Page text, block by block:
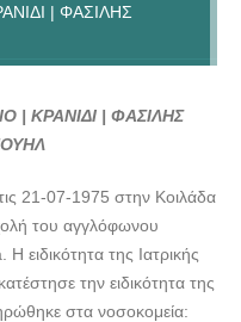
| ΦΑΣΙΛΗΣ
| ΦΑΣΙΛΗΣ
| ΦΑΣΙΛΗΣ
| ΦΑΣΙΛΗΣ
| ΚΡΑΝΙΔΙ | ΦΑΣΙΛΗΣ
21-07-1975 στην Κοιλάδα
του αγγλόφωνου
ειδικότητα της Ιατρικής
την ειδικότητα της
στα νοσοκομεία: